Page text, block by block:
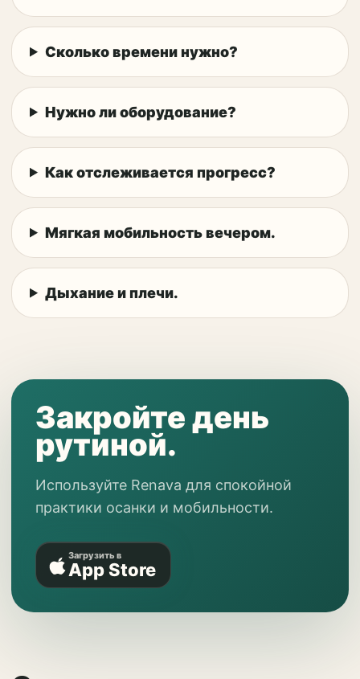
Сколько времени нужно?
Нужно ли оборудование?
Как отслеживается прогресс?
Мягкая мобильность вечером.
Дыхание и плечи.
Закройте день
рутиной.
Используйте Renava для спокойной
практики осанки и мобильности.
Загрузить в
App Store